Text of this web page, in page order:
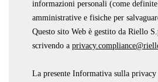
informazioni personali (come
amministrative e fisiche per
Questo sito Web è gestito da Riello
scrivendo a
La presente Informativa sulla